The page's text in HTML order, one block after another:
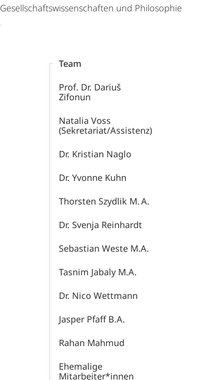
Gesellschaftswissenschaften und Philosophie
Team
Prof. Dr. Dariuš
Zifonun
Natalia Voss
(Sekretariat/Assistenz)
Dr. Kristian Naglo
Dr. Yvonne Kuhn
Thorsten Szydlik M. A.
Dr. Svenja Reinhardt
Sebastian Weste M.A.
Tasnim Jabaly M.A.
Dr. Nico Wettmann
Jasper Pfaff B.A.
Rahan Mahmud
Ehemalige
Mitarbeiter*innen